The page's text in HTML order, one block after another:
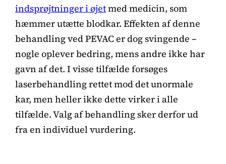
indsprøjtninger i øjetmed medicin, som
hæmmer utætte blodkar. Effekten af denne
behandling ved PEVAC er dog svingende –
nogle oplever bedring, mens andre ikke har
gavn af det. I visse tilfælde forsøges
laserbehandling rettet mod det unormale
kar, men heller ikke dette virker i alle
tilfælde. Valg af behandling sker derfor ud
fra en individuel vurdering.